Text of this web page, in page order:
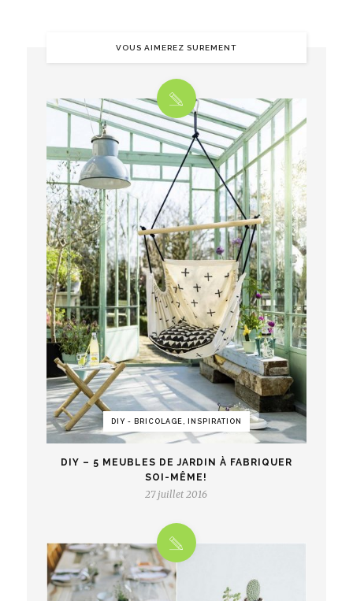
VOUS AIMEREZ SUREMENT
DIY - BRICOLAGE, INSPIRATION
DIY – 5 MEUBLES DE JARDIN À FABRIQUER
SOI-MÊME!
27 juillet 2016